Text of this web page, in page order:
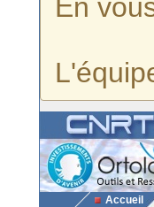
En
Accueil